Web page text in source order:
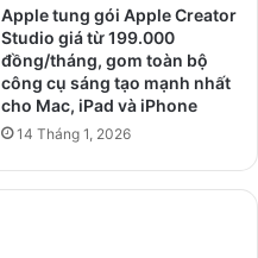
Apple tung gói Apple Creator
Studio giá từ 199.000
đồng/tháng, gom toàn bộ
công cụ sáng tạo mạnh nhất
cho Mac, iPad và iPhone
14 Tháng 1, 2026